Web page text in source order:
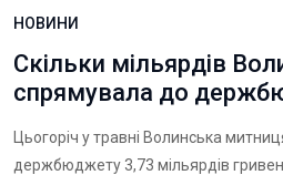
НОВИНИ
Скільки мільярдів
спрямувала до
Цьогоріч у травні Волинська
держбюджету 3,73 мільярдів